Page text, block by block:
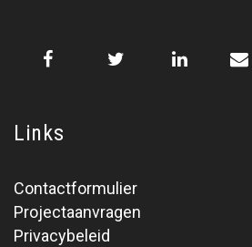
Links
Contactformulier
Projectaanvragen
Privacybeleid